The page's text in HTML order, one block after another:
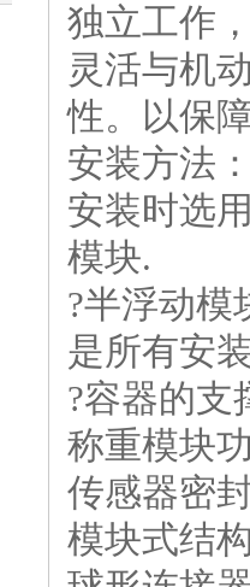
独立工作
灵活与机
性。以保
安装方法
安装时选
模块.
?半浮动模
是所有安
?容器的支
称重模块
传感器密
模块式结